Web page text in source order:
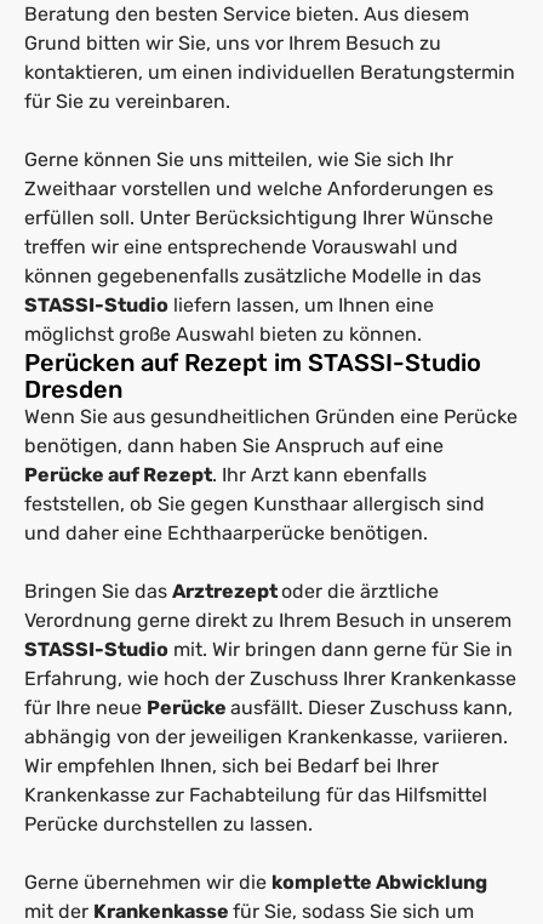
Beratung den besten Service bieten. Aus diesem
Grund bitten wir Sie, uns vor Ihrem Besuch zu
kontaktieren, um einen individuellen Beratungstermin
für Sie zu vereinbaren.
Gerne können Sie uns mitteilen, wie Sie sich Ihr
Zweithaar vorstellen und welche Anforderungen es
erfüllen soll. Unter Berücksichtigung Ihrer Wünsche
treffen wir eine entsprechende Vorauswahl und
können gegebenenfalls zusätzliche Modelle in das
STASSI-Studio liefern lassen, um Ihnen eine
möglichst große Auswahl bieten zu können.
Perücken auf Rezept im STASSI-Studio
Dresden
Wenn Sie aus gesundheitlichen Gründen eine Perücke
benötigen, dann haben Sie Anspruch auf eine
Perücke auf Rezept. Ihr Arzt kann ebenfalls
feststellen, ob Sie gegen Kunsthaar allergisch sind
und daher eine Echthaarperücke benötigen.
Bringen Sie das Arztrezeptoder die ärztliche
Verordnung gerne direkt zu Ihrem Besuch in unserem
STASSI-Studio mit. Wir bringen dann gerne für Sie in
Erfahrung, wie hoch der Zuschuss Ihrer Krankenkasse
für Ihre neue Perücke ausfällt. Dieser Zuschuss kann,
abhängig von der jeweiligen Krankenkasse, variieren.
Wir empfehlen Ihnen, sich bei Bedarf bei Ihrer
Krankenkasse zur Fachabteilung für das Hilfsmittel
Perücke durchstellen zu lassen.
Gerne übernehmen wir die komplette Abwicklung
mit der Krankenkasse für Sie, sodass Sie sich um